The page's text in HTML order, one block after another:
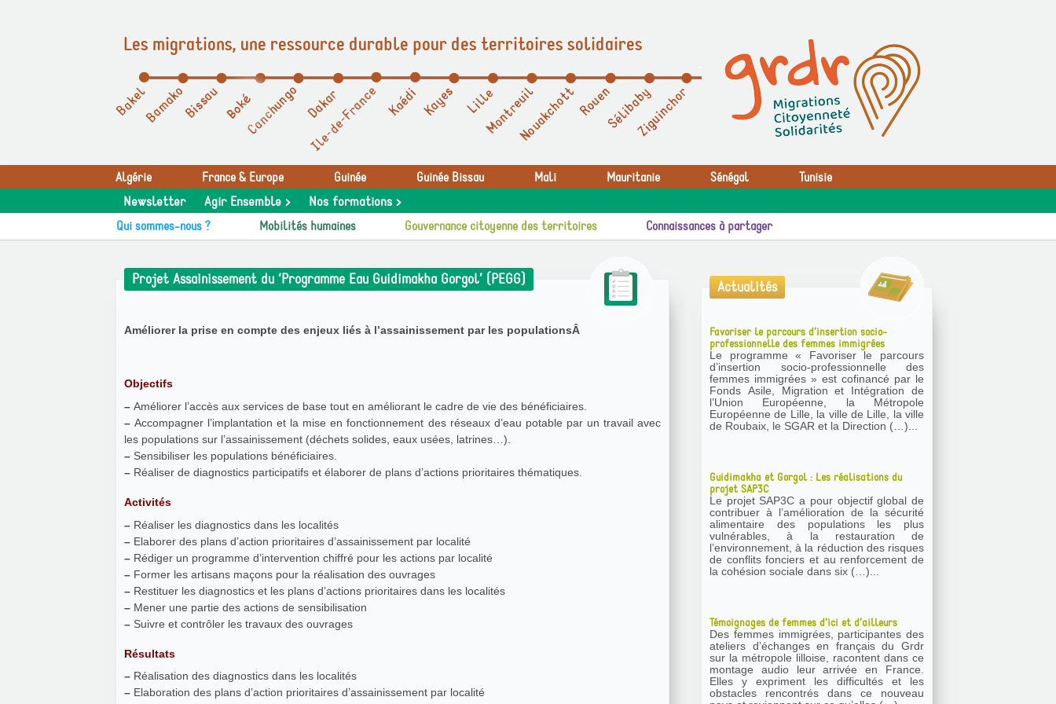
Les migrations, une ressource durable pour des territoires solidaires
Algérie France & Europe Guinée Guinée Bissau Mali Mauritanie Sénégal Tunisie
Newsletter Agir Ensemble > Nos formations >
Qui sommes-nous ? Mobilités humaines Gouvernance citoyenne des territoires Connaissances à partager
Projet Assainissement du ‘Programme Eau Guidimakha Gorgol’ (PEGG)
Améliorer la prise en compte des enjeux liés à l’assainissement par les populationsÂ
Objectifs
– Améliorer l’accès aux services de base tout en améliorant le cadre de vie des bénéficiaires.
– Accompagner l’implantation et la mise en fonctionnement des réseaux d’eau potable par un travail avec
les populations sur l’assainissement (déchets solides, eaux usées, latrines…).
–
Sensibiliser les populations bénéficiaires.
– Réaliser de diagnostics participatifs et élaborer de plans d’actions prioritaires thématiques.
Activités
– Réaliser les diagnostics dans les localités
– Elaborer des plans d’action prioritaires d’assainissement par localité
– Rédiger un programme d’intervention chiffré pour les actions par localité
– Former les artisans maçons pour la réalisation des ouvrages
– Restituer les diagnostics et les plans d’actions prioritaires dans les localités
– Mener une partie des actions de sensibilisation
– Suivre et contrôler les travaux des ouvrages
Résultats
– Réalisation des diagnostics dans les localités
– Elaboration des plans d’action prioritaires d’assainissement par localité
Actualités
Favoriser le parcours d’insertion socio-
professionnelle des femmes immigrées
Le programme « Favoriser le parcours
d’insertion socio-professionnelle des
femmes immigrées » est cofinancé par le
Fonds Asile, Migration et Intégration de
l’Union Européenne, la Métropole
Européenne de Lille, la ville de Lille, la ville
de Roubaix, le SGAR et la Direction (…)...
Guidimakha et Gorgol : Les réalisations du
projet SAP3C
Le projet SAP3C a pour objectif global de
contribuer à l’amélioration de la sécurité
alimentaire des populations les plus
vulnérables, à la restauration de
l’environnement, à la réduction des risques
de conflits fonciers et au renforcement de
la cohésion sociale dans six (…)...
Témoignages de femmes d’ici et d’ailleurs
Des femmes immigrées, participantes des
ateliers d’échanges en français du Grdr
sur la métropole lilloise, racontent dans ce
montage audio leur arrivée en France.
Elles y expriment les difficultés et les
obstacles rencontrés dans ce nouveau